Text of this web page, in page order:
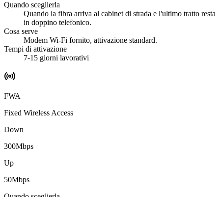
Quando sceglierla
Quando la fibra arriva al cabinet di strada e l'ultimo tratto resta
in doppino telefonico.
Cosa serve
Modem Wi-Fi fornito, attivazione standard.
Tempi di attivazione
7-15 giorni lavorativi
FWA
Fixed Wireless Access
Down
300Mbps
Up
50Mbps